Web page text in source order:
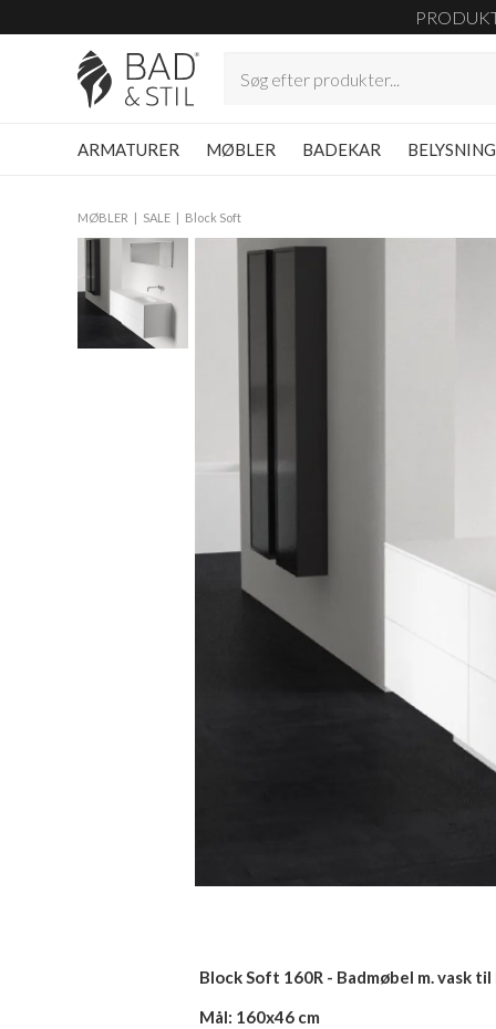
ARMATURER MØBLER BADEKAR BELYSNING
MØBLER SALE Block Soft
Block Soft 160R - Badmøbel m. vask
Mål: 160x46 cm